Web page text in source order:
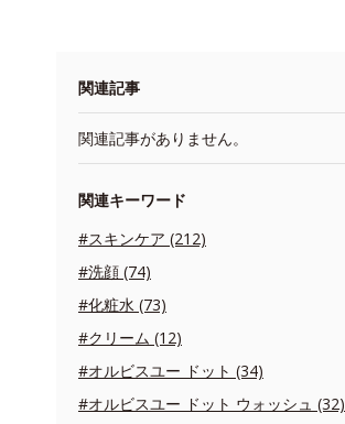
関連記事
関連記事がありません。
関連キーワード
#スキンケア (212)
#洗顔 (74)
#化粧水 (73)
#クリーム (12)
#オルビスユー ドット (34)
#オルビスユー ドット ウォッシュ (32)